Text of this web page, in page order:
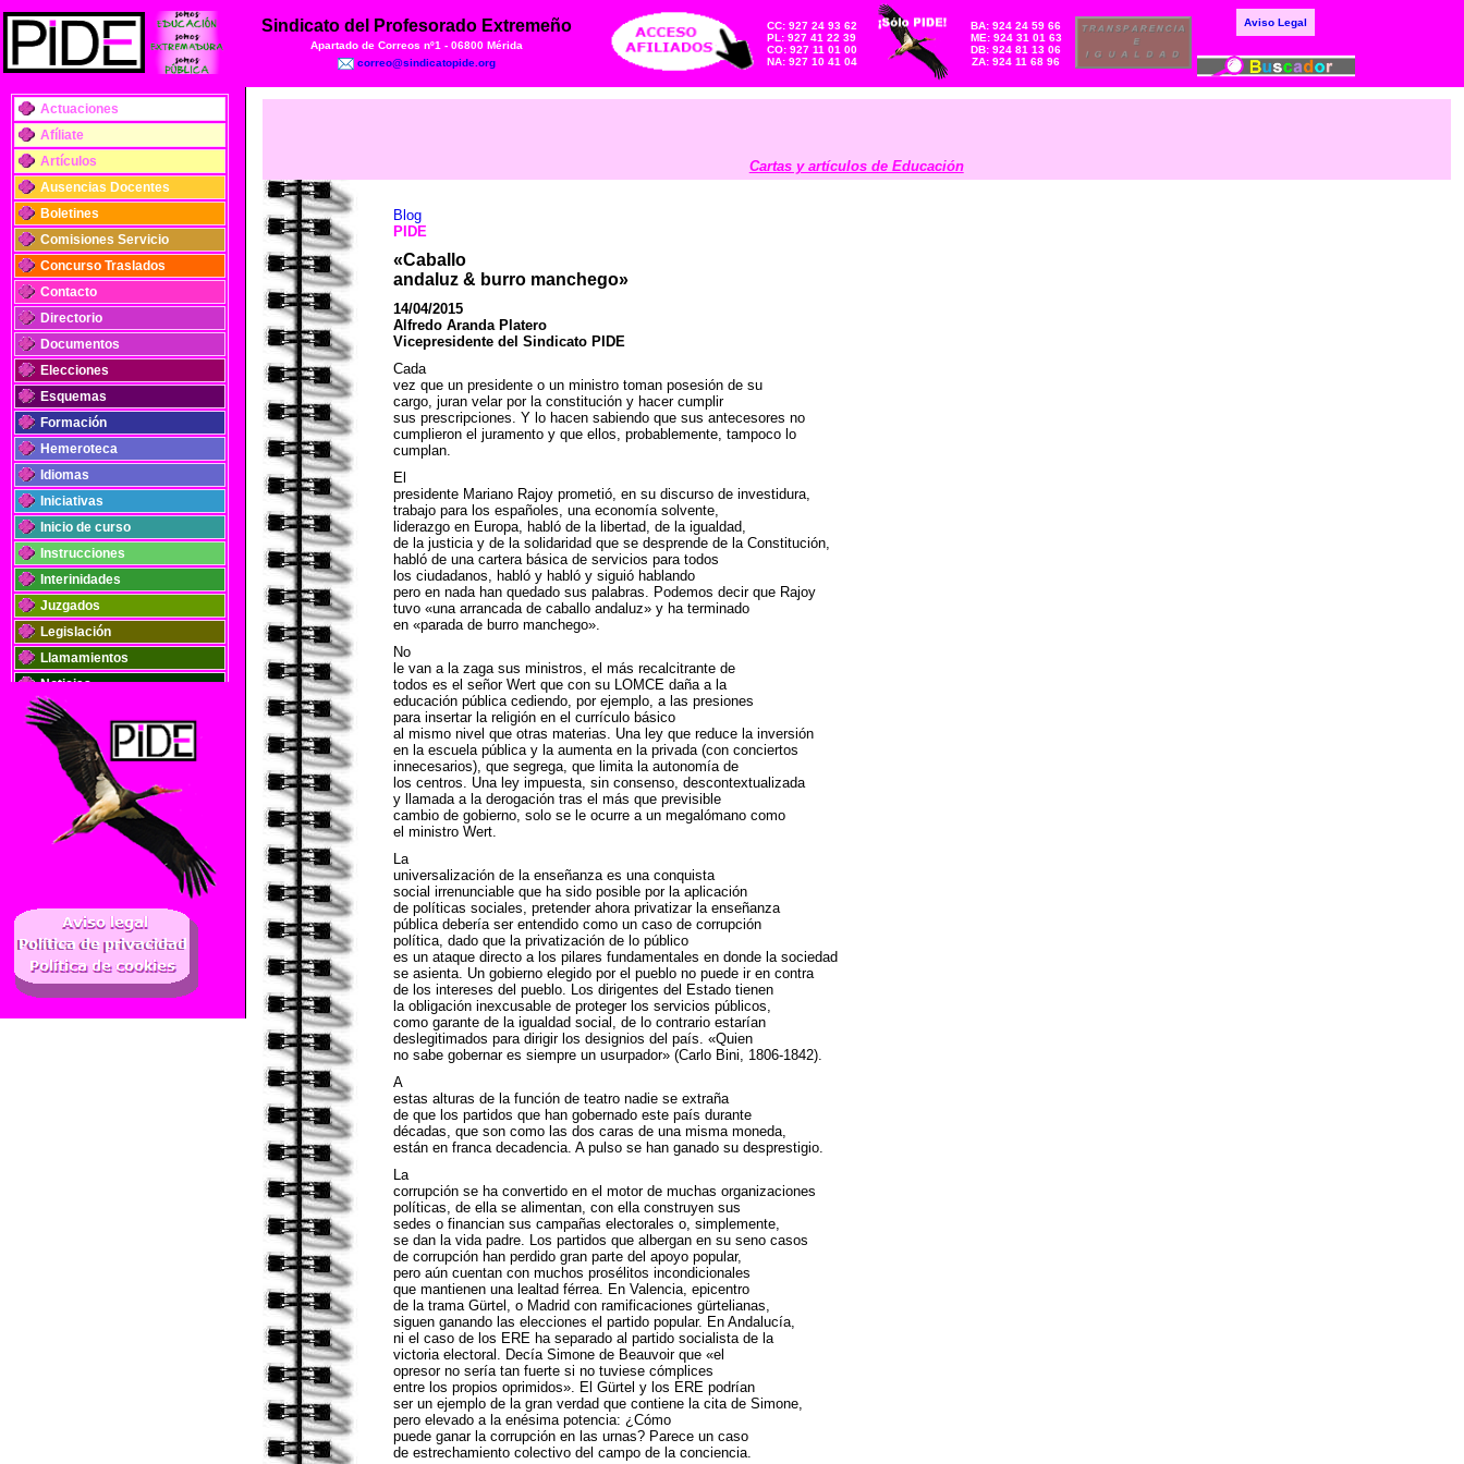
Sindicato del Profesorado Extremeño
Apartado de Correos nº1 - 06800 Mérida
correo@sindicatopide.org
CC: 927 24 93 62
PL: 927 41 22 39
CO: 927 11 01 00
NA: 927 10 41 04
BA: 924 24 59 66
ME: 924 31 01 63
DB: 924 81 13 06
ZA: 924 11 68 96
Aviso Legal
Actuaciones
Afíliate
Artículos
Ausencias Docentes
Boletines
Comisiones Servicio
Concurso Traslados
Contacto
Directorio
Documentos
Elecciones
Esquemas
Formación
Hemeroteca
Idiomas
Iniciativas
Inicio de curso
Instrucciones
Interinidades
Juzgados
Legislación
Llamamientos
Noticias
Oposiciones
Plantillas
Publicaciones
Registros
Retribuciones
Solidaridad
Cartas y artículos de Educación
Blog
PIDE
«Caballo
andaluz & burro manchego»
14/04/2015
Alfredo Aranda Platero
Vicepresidente del Sindicato PIDE
Cada
vez que un presidente o un ministro toman posesión de su
cargo, juran velar por la constitución y hacer cumplir
sus prescripciones. Y lo hacen sabiendo que sus antecesores no
cumplieron el juramento y que ellos, probablemente, tampoco lo
cumplan.
El
presidente Mariano Rajoy prometió, en su discurso de investidura,
trabajo para los españoles, una economía solvente,
liderazgo en Europa, habló de la libertad, de la igualdad,
de la justicia y de la solidaridad que se desprende de la Constitución,
habló de una cartera básica de servicios para todos
los ciudadanos, habló y habló y siguió hablando
pero en nada han quedado sus palabras. Podemos decir que Rajoy
tuvo «una arrancada de caballo andaluz» y ha terminado
en «parada de burro manchego».
No
le van a la zaga sus ministros, el más recalcitrante de
todos es el señor Wert que con su LOMCE daña a la
educación pública cediendo, por ejemplo, a las presiones
para insertar la religión en el currículo básico
al mismo nivel que otras materias. Una ley que reduce la inversión
en la escuela pública y la aumenta en la privada (con conciertos
innecesarios), que segrega, que limita la autonomía de
los centros. Una ley impuesta, sin consenso, descontextualizada
y llamada a la derogación tras el más que previsible
cambio de gobierno, solo se le ocurre a un megalómano como
el ministro Wert.
La
universalización de la enseñanza es una conquista
social irrenunciable que ha sido posible por la aplicación
de políticas sociales, pretender ahora privatizar la enseñanza
pública debería ser entendido como un caso de corrupción
política, dado que la privatización de lo público
es un ataque directo a los pilares fundamentales en donde la sociedad
se asienta. Un gobierno elegido por el pueblo no puede ir en contra
de los intereses del pueblo. Los dirigentes del Estado tienen
la obligación inexcusable de proteger los servicios públicos,
como garante de la igualdad social, de lo contrario estarían
deslegitimados para dirigir los designios del país. «Quien
no sabe gobernar es siempre un usurpador» (Carlo Bini, 1806-1842).
A
estas alturas de la función de teatro nadie se extraña
de que los partidos que han gobernado este país durante
décadas, que son como las dos caras de una misma moneda,
están en franca decadencia. A pulso se han ganado su desprestigio.
La
corrupción se ha convertido en el motor de muchas organizaciones
políticas, de ella se alimentan, con ella construyen sus
sedes o financian sus campañas electorales o, simplemente,
se dan la vida padre. Los partidos que albergan en su seno casos
de corrupción han perdido gran parte del apoyo popular,
pero aún cuentan con muchos prosélitos incondicionales
que mantienen una lealtad férrea. En Valencia, epicentro
de la trama Gürtel, o Madrid con ramificaciones gürtelianas,
siguen ganando las elecciones el partido popular. En Andalucía,
ni el caso de los ERE ha separado al partido socialista de la
victoria electoral. Decía Simone de Beauvoir que «el
opresor no sería tan fuerte si no tuviese cómplices
entre los propios oprimidos». El Gürtel y los ERE podrían
ser un ejemplo de la gran verdad que contiene la cita de Simone,
pero elevado a la enésima potencia: ¿Cómo
puede ganar la corrupción en las urnas? Parece un caso
de estrechamiento colectivo del campo de la conciencia.